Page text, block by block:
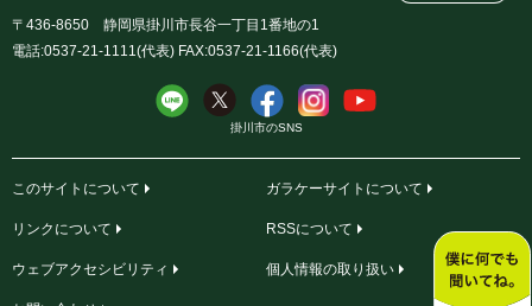
〒436-8650 静岡県掛川市長谷一丁目1番地の1
電話:0537-21-1111(代表) FAX:0537-21-1166(代表)
掛川市のSNS
このサイトについて ガラケーサイトについて
リンクについて RSSについて
ウェブアクセシビリティ 個人情報の取り扱い